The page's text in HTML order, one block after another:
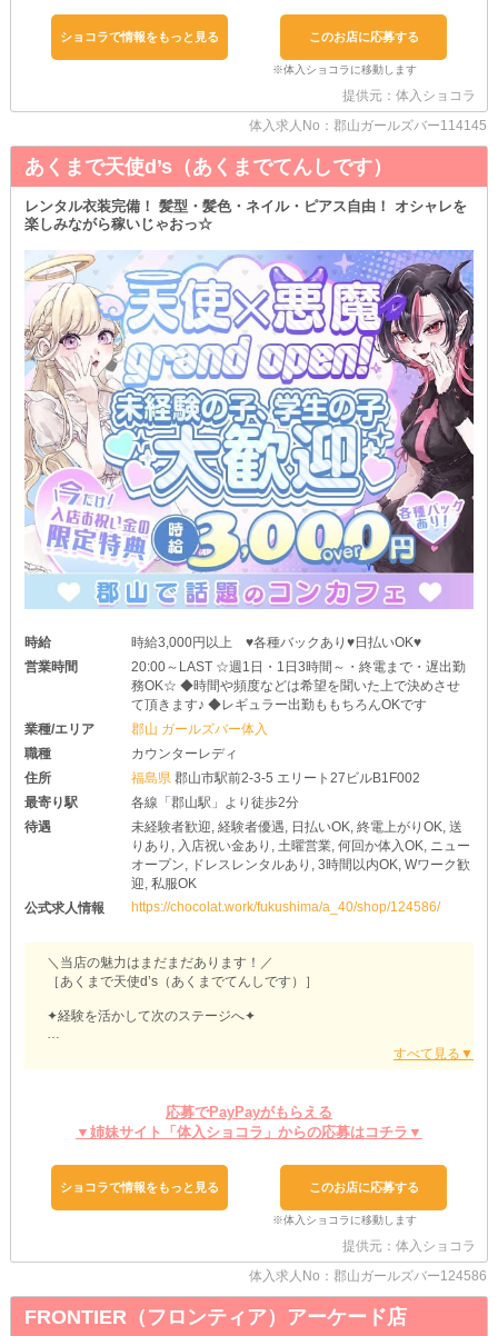
気に入ってもらえたら本入店してくださいね♥
お試しバイトした際のお給料はその日のうちに全額お渡しします♪
頑張った分のお給料がスグにもらえるから、テンションもグッとア
ップすること間違いなし！
ちょっとしたお小遣い稼ぎも兼ねて、お気軽にお越しください♥
◆移動のコストはゼロ◆
家が遠いから移動にかかる出費だけでもイタい…という子も心配い
りません♥
入店する前の負担も抑えられるのは【スクリーン】のおすすめポイ
ントのひとつです♪
あなたと一緒に働ける日を心より楽しみにしています！
ショコラで情報をもっと見る このお店に応募する
提供元：体入ショコラ
体入求人No：郡山ガールズバー114145
あくまで天使d’s（あくまでてんしです）
レンタル衣装完備！ 髪型・髪色・ネイル・ピアス自由！ オシャレを
楽しみながら稼いじゃおっ☆
時給
時給3,000円以上 ♥各種バックあり♥日払いOK♥
営業時間
20:00～LAST ☆週1日・1日3時間～・終電まで・遅出勤
務OK☆ ◆時間や頻度などは希望を聞いた上で決めさせ
て頂きます♪ ◆レギュラー出勤ももちろんOKです
業種/エリア
郡山 ガールズバー体入
職種
カウンターレディ
住所
福島県郡山市駅前2-3-5 エリート27ビルB1F002
最寄り駅
各線「郡山駅」より徒歩2分
待遇
未経験者歓迎, 経験者優遇, 日払いOK, 終電上がりOK, 送
りあり, 入店祝い金あり, 土曜営業, 何回か体入OK, ニュー
オープン, ドレスレンタルあり, 3時間以内OK, Wワーク歓
迎, 私服OK
公式求人情報
https://chocolat.work/fukushima/a_40/shop/124586/
＼当店の魅力はまだまだあります！／
［あくまで天使d’s（あくまでてんしです）］
✦経験を活かして次のステージへ✦
これまで培ってきた接客スキルやあなたならではの魅力は、当店で
しっかり評価♥
今の環境に少しでも物足りなさを感じているなら、新しい場所でも
っと輝いてみませんか？
✦好きなスタイルで働ける✦
お仕事中だからといって、自分らしさをガマンする必要はありませ
あなたの雰囲気や個性を活かしながら、自然体でお仕事できます♥
子にもぴったりの環境です！
応募でPayPayがもらえる
▼姉妹サイト「体入ショコラ」からの応募はコチラ▼
ショコラで情報をもっと見る このお店に応募する
提供元：体入ショコラ
体入求人No：郡山ガールズバー124586
FRONTIER（フロンティア）アーケード店